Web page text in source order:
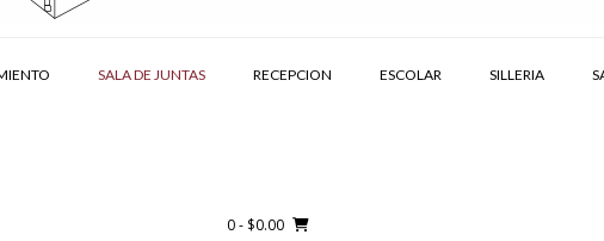
SALA DE JUNTAS RECEPCION ESCOLAR SILLERIA
0- $0.00